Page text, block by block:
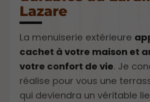
Lazare
La menuiserie extérieure
cachet à votre maison et
votre confort de vie. Je
réalise pour vous une
qui deviendra un véritable